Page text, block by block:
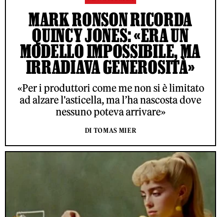
MARK RONSON RICORDA
QUINCY JONES: «ERA UN
MODELLO IMPOSSIBILE, MA
IRRADIAVA GENEROSITÀ»
«Per i produttori come me non si è limitato
ad alzare l'asticella, ma l’ha nascosta dove
nessuno poteva arrivare»
DI TOMAS MIER